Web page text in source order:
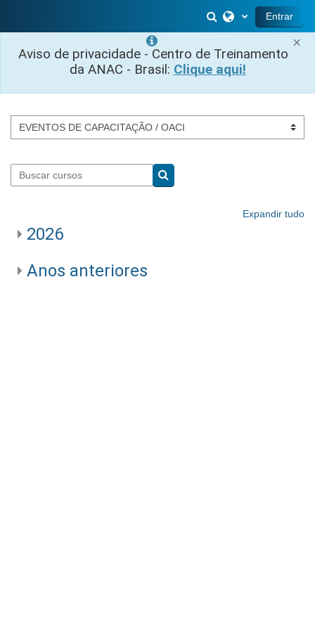
×
Aviso de privacidade - Centro de Treinamento
da ANAC - Brasil: Clique aqui!
Alternar entrada
Entrar
Categorias de Cursos
Buscar cursos
Buscar cursos
Expandir tudo
2026
Anos anteriores